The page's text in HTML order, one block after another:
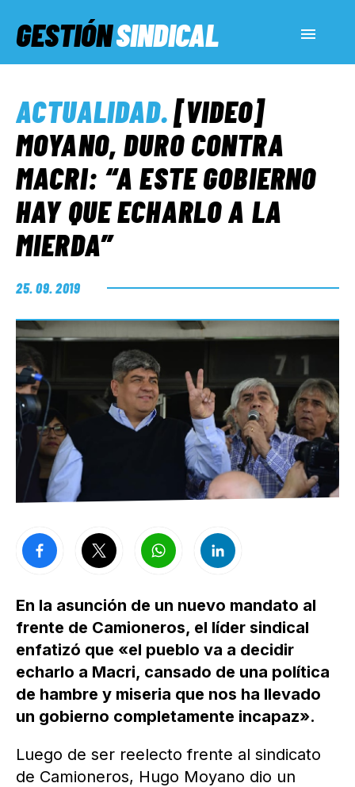
GESTIÓNSINDICAL
SERVICIOS SOCIALES
INFORMES ESPECIALES
FUERA DE MEGÁFONO
EL LADO «G»
ACTUALIDAD.[VIDEO]
MOYANO, DURO CONTRA
MACRI: “A ESTE GOBIERNO
HAY QUE ECHARLO A LA
MIERDA”
25. 09. 2019
En la asunción de un nuevo mandato al
frente de Camioneros, el líder sindical
enfatizó que «el pueblo va a decidir
echarlo a Macri, cansado de una política
de hambre y miseria que nos ha llevado
un gobierno completamente incapaz».
Luego de ser reelecto frente al sindicato
de Camioneros, Hugo Moyano dio un